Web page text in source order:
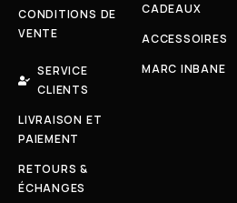
CONDITIONS DE
VENTE
SERVICE
CLIENTS
LIVRAISON ET
PAIEMENT
RETOURS &
ÉCHANGES
CADEAUX
ACCESSOIRES
MARC INBANE